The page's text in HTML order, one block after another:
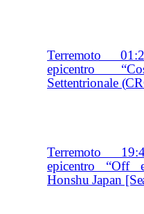
Terremoto
epicentro
Settentrionale
Terremoto
epicentro “Off
Honshu Japan